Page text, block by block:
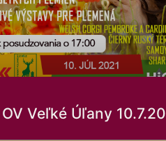
OV Veľké Úľany